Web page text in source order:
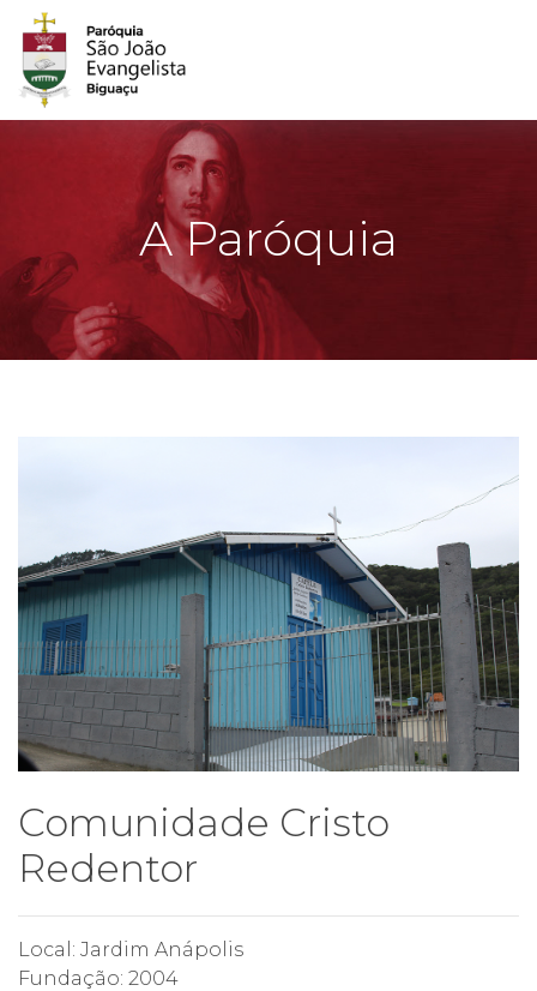
A Paróquia
Comunidade Cristo
Redentor
Local: Jardim Anápolis
Fundação: 2004